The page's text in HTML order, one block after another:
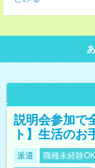
説明会参加で
ト】生活のお
派遣 職種未経験OK